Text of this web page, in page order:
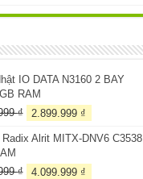
IO DATA N3160 2 BAY
RAM
₫
Giá
là:
2.899.999 ₫
tại
Radix Alrit MITX-DNV6 C3538
₫
Giá
4.099.999 ₫